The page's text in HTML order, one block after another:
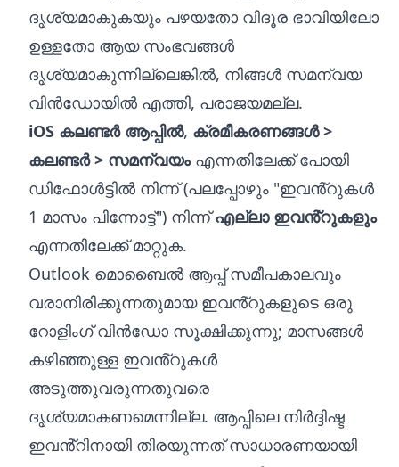
ദൃശ്യമാകുകയും പഴയതോ വിദൂര ഭാവിയിലോ
ഉള്ളതോ ആയ സംഭവങ്ങൾ
ദൃശ്യമാകുന്നില്ലെങ്കിൽ, നിങ്ങൾ സമന്വയ
വിൻഡോയിൽ എത്തി, പരാജയമല്ല.
iOS കലണ്ടർ ആപ്പിൽ, ക്രമീകരണങ്ങൾ >
കലണ്ടർ > സമന്വയംഎന്നതിലേക്ക് പോയി
ഡിഫോൾട്ടിൽ നിന്ന് (പലപ്പോഴും "ഇവൻ്റുകൾ
1 മാസം പിന്നോട്ട്") നിന്ന്എല്ലാ ഇവൻ്റുകളും
എന്നതിലേക്ക് മാറ്റുക.
Outlook മൊബൈൽ ആപ്പ് സമീപകാലവും
വരാനിരിക്കുന്നതുമായ ഇവൻ്റുകളുടെ ഒരു
റോളിംഗ് വിൻഡോ സൂക്ഷിക്കുന്നു; മാസങ്ങൾ
കഴിഞ്ഞുള്ള ഇവൻ്റുകൾ
അടുത്തുവരുന്നതുവരെ
ദൃശ്യമാകണമെന്നില്ല. ആപ്പിലെ നിർദ്ദിഷ്ട
ഇവൻ്റിനായി തിരയുന്നത് സാധാരണയായി